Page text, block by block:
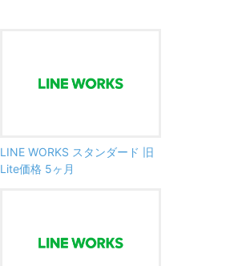
LINE WORKS スタンダード 旧
Lite価格 5ヶ月